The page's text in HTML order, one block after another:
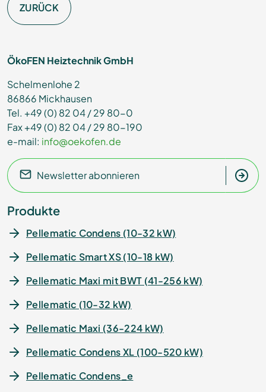
ZURÜCK
ÖkoFEN Heiztechnik GmbH
Schelmenlohe 2
86866 Mickhausen
Tel. +49 (0) 82 04 / 29 80-0
Fax +49 (0) 82 04 / 29 80-190
e-mail: info@oekofen.de
Newsletter abonnieren
Produkte
Pellematic Condens (10-32 kW)
Pellematic Smart XS (10-18 kW)
Pellematic Maxi mit BWT (41-256 kW)
Pellematic (10-32 kW)
Pellematic Maxi (36-224 kW)
Pellematic Condens XL (100-520 kW)
Pellematic Condens_e